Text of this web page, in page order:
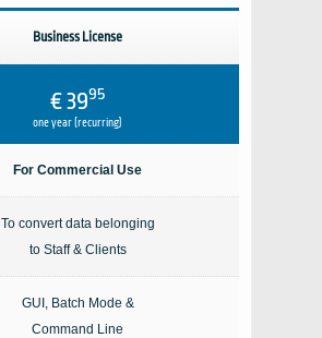
Business License
€ 3995
one year (recurring)
For Commercial Use
To convert data belonging
to Staff & Clients
GUI, Batch Mode &
Command Line